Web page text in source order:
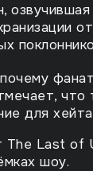
озвучившая
что
для
The Last of
шоу.